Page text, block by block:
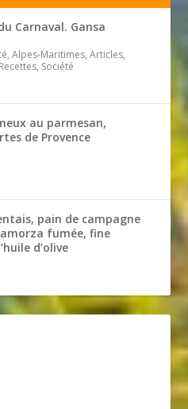
Carnaval. Gansa
Alpes-Maritimes, Articles,
Société
au parmesan,
de Provence
pain de campagne
fumée, fine
d’olive